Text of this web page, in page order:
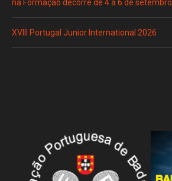
na Formação decorre de 4 a 6 de setembro
XVIII Portugal Junior International 2026